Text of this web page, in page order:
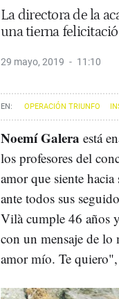
La directora de la
una tierna
29 mayo, 2019 11:10
OPERACIÓN TRIUNFO
Noemí Galera está
los profesores del
amor que siente
ante todos sus
Vilà cumple 46 años
con un mensaje de lo
amor mío. Te